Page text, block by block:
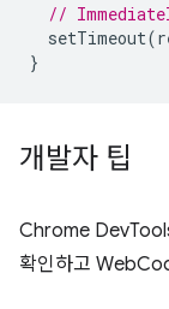
//
setTimeout(
}
개발자 팁
Chrome
확인하고